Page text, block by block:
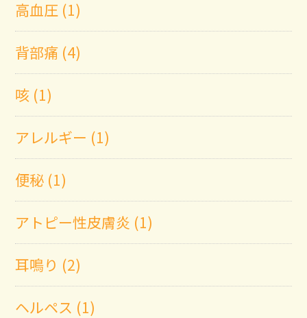
高血圧 (1)
背部痛 (4)
咳 (1)
アレルギー (1)
便秘 (1)
アトピー性皮膚炎 (1)
耳鳴り (2)
ヘルペス (1)